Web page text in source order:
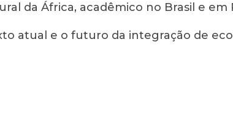
da África, acadêmico no Brasil e
atual e o futuro da integração de